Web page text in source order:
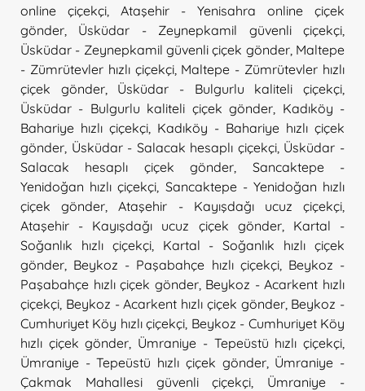
online çiçekçi
Ataşehir - Yenisahra online çiçek
gönder
Üsküdar - Zeynepkamil güvenli çiçekçi
Üsküdar - Zeynepkamil güvenli çiçek gönder, Maltepe
- Zümrütevler hızlı çiçekçi, Maltepe - Zümrütevler hızlı
çiçek gönder, Üsküdar - Bulgurlu kaliteli çiçekçi
Üsküdar - Bulgurlu kaliteli çiçek gönder
Kadıköy -
Bahariye hızlı çiçekçi Kadıköy - Bahariye hızlı çiçek
gönder Üsküdar - Salacak hesaplı çiçekçi, Üsküdar -
Salacak hesaplı çiçek gönder
Sancaktepe -
Yenidoğan hızlı çiçekçi Sancaktepe - Yenidoğan hızlı
çiçek gönder ,Ataşehir - Kayışdağı ucuz çiçekçi
Ataşehir - Kayışdağı ucuz çiçek gönder, Kartal -
Soğanlık hızlı çiçekçi, Kartal - Soğanlık hızlı çiçek
gönder Beykoz - Paşabahçe hızlı çiçekçi, Beykoz -
Paşabahçe hızlı çiçek gönder, Beykoz - Acarkent hızlı
çiçekçi Beykoz - Acarkent hızlı çiçek gönder, Beykoz -
Cumhuriyet Köy hızlı çiçekçi Beykoz - Cumhuriyet Köy
hızlı çiçek gönder Ümraniye - Tepeüstü hızlı çiçekçi
Ümraniye - Tepeüstü hızlı çiçek gönder, Ümraniye -
Çakmak Mahallesi güvenli çiçekçi
Ümraniye -